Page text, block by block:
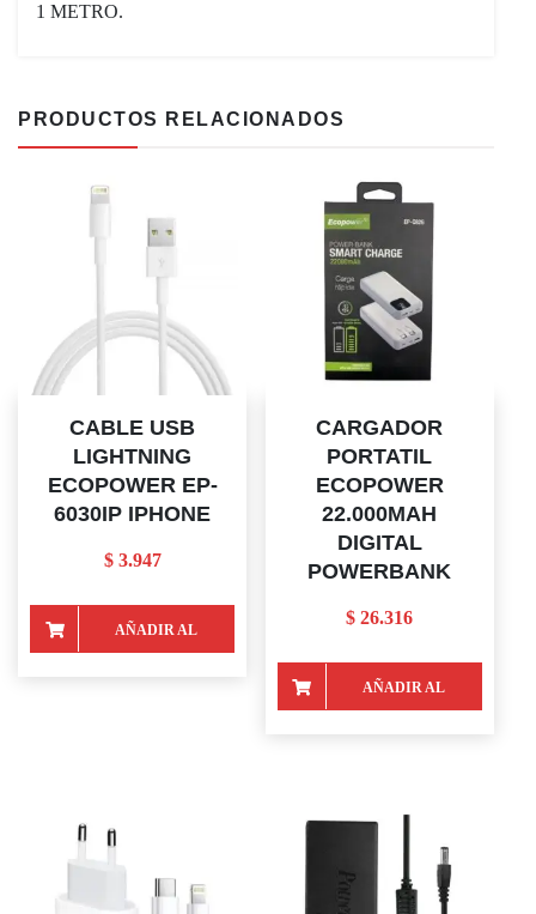
1 METRO.
PRODUCTOS RELACIONADOS
CABLE USB
LIGHTNING
ECOPOWER EP-
6030IP IPHONE
$3.947
AÑADIR AL
CARGADOR
PORTATIL
ECOPOWER
22.000MAH
DIGITAL
POWERBANK
$ 26.316
AÑADIR AL